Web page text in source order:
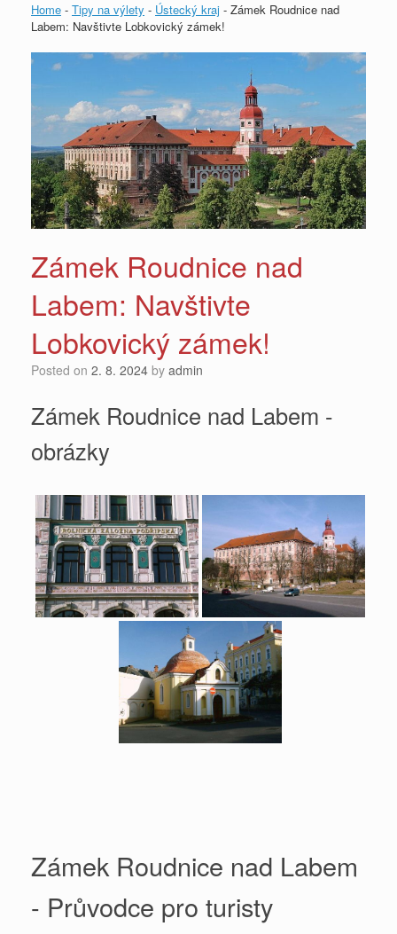
Home - Tipy na výlety - Ústecký kraj - Zámek Roudnice nad
Labem: Navštivte Lobkovický zámek!
Zámek Roudnice nad
Labem: Navštivte
Lobkovický zámek!
Posted on 2. 8. 2024 by admin
Zámek Roudnice nad Labem -
obrázky
Zámek Roudnice nad Labem
- Průvodce pro turisty